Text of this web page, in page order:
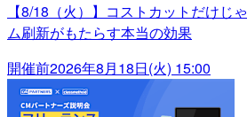
【8/18（火）】コストカットだけじ
ム刷新がもたらす本当の効果
開催前2026年8月18日(火) 15:00